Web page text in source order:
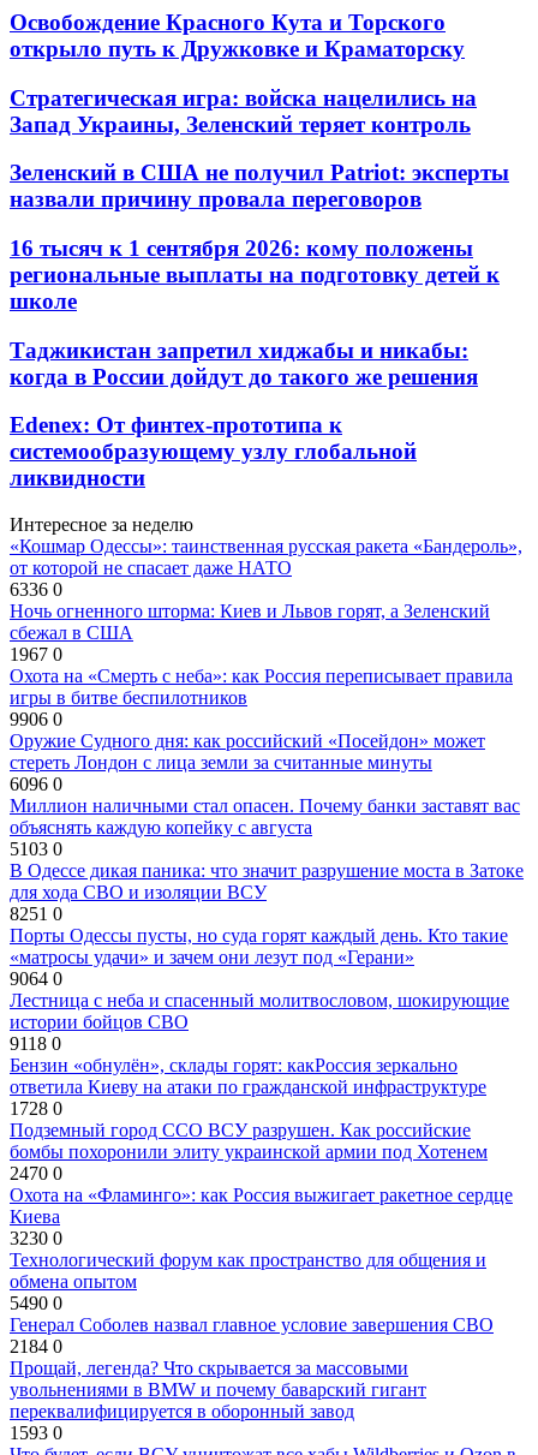
Освобождение Красного Кута и Торского
открыло путь к Дружковке и Краматорску
Стратегическая игра: войска нацелились на
Запад Украины, Зеленский теряет контроль
Зеленский в США не получил Patriot: эксперты
назвали причину провала переговоров
16 тысяч к 1 сентября 2026: кому положены
региональные выплаты на подготовку детей к
школе
Таджикистан запретил хиджабы и никабы:
когда в России дойдут до такого же решения
Edenex: От финтех-прототипа к
системообразующему узлу глобальной
ликвидности
Интересное за неделю
«Кошмар Одессы»: таинственная русская ракета «Бандероль»,
от которой не спасает даже НАТО
6336 0
Ночь огненного шторма: Киев и Львов горят, а Зеленский
сбежал в США
1967 0
Охота на «Смерть с неба»: как Россия переписывает правила
игры в битве беспилотников
9906 0
Оружие Судного дня: как российский «Посейдон» может
стереть Лондон с лица земли за считанные минуты
6096 0
Миллион наличными стал опасен. Почему банки заставят вас
объяснять каждую копейку с августа
5103 0
В Одессе дикая паника: что значит разрушение моста в Затоке
для хода СВО и изоляции ВСУ
8251 0
Порты Одессы пусты, но суда горят каждый день. Кто такие
«матросы удачи» и зачем они лезут под «Герани»
9064 0
Лестница с неба и спасенный молитвословом, шокирующие
истории бойцов СВО
9118 0
Бензин «обнулён», склады горят: какРоссия зеркально
ответила Киеву на атаки по гражданской инфраструктуре
1728 0
Подземный город ССО ВСУ разрушен. Как российские
бомбы похоронили элиту украинской армии под Хотенем
2470 0
Охота на «Фламинго»: как Россия выжигает ракетное сердце
Киева
3230 0
Технологический форум как пространство для общения и
обмена опытом
5490 0
Генерал Соболев назвал главное условие завершения СВО
2184 0
Прощай, легенда? Что скрывается за массовыми
увольнениями в BMW и почему баварский гигант
переквалифицируется в оборонный завод
1593 0